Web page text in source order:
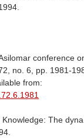
conference
no. 6, pp. 1981-
from:
The